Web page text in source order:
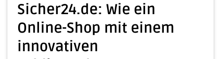
Sicher24.de: Wie ein
Online-Shop mit einem
innovativen